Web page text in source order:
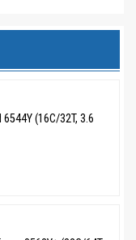
(16C/32T, 3.6